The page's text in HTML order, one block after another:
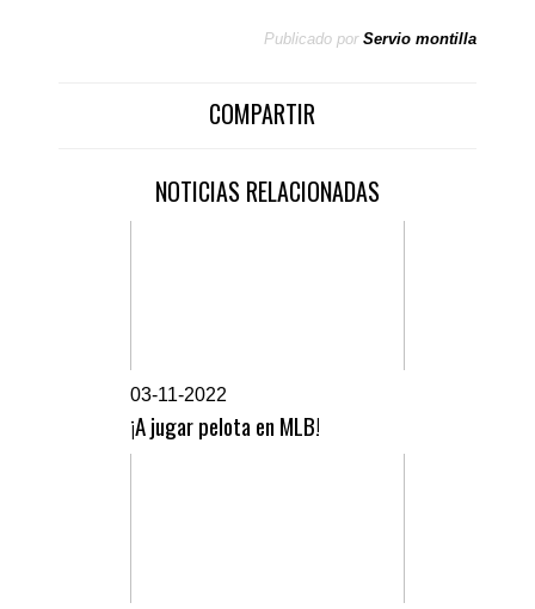
Publicado por Servio montilla
COMPARTIR
NOTICIAS RELACIONADAS
03-11-2022
¡A jugar pelota en MLB!